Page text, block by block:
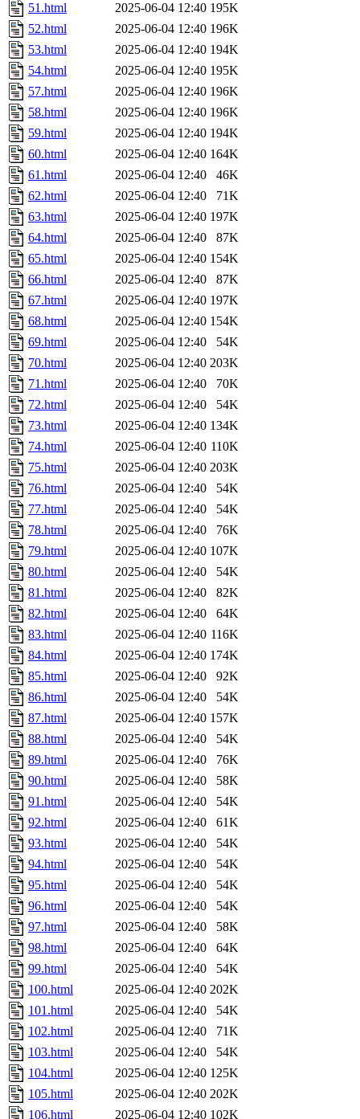
51.html
2025-06-04 12:40 195K
52.html
2025-06-04 12:40 196K
53.html
2025-06-04 12:40 194K
54.html
2025-06-04 12:40 195K
57.html
2025-06-04 12:40 196K
58.html
2025-06-04 12:40 196K
59.html
2025-06-04 12:40 194K
60.html
2025-06-04 12:40 164K
61.html
2025-06-04 12:40
46K
62.html
2025-06-04 12:40
71K
63.html
2025-06-04 12:40 197K
64.html
2025-06-04 12:40
87K
65.html
2025-06-04 12:40 154K
66.html
2025-06-04 12:40
87K
67.html
2025-06-04 12:40 197K
68.html
2025-06-04 12:40 154K
69.html
2025-06-04 12:40
54K
70.html
2025-06-04 12:40 203K
71.html
2025-06-04 12:40
70K
72.html
2025-06-04 12:40
54K
73.html
2025-06-04 12:40 134K
74.html
2025-06-04 12:40 110K
75.html
2025-06-04 12:40 203K
76.html
2025-06-04 12:40
54K
77.html
2025-06-04 12:40
54K
78.html
2025-06-04 12:40
76K
79.html
2025-06-04 12:40 107K
80.html
2025-06-04 12:40
54K
81.html
2025-06-04 12:40
82K
82.html
2025-06-04 12:40
64K
83.html
2025-06-04 12:40 116K
84.html
2025-06-04 12:40 174K
85.html
2025-06-04 12:40
92K
86.html
2025-06-04 12:40
54K
87.html
2025-06-04 12:40 157K
88.html
2025-06-04 12:40
54K
89.html
2025-06-04 12:40
76K
90.html
2025-06-04 12:40
58K
91.html
2025-06-04 12:40
54K
92.html
2025-06-04 12:40
61K
93.html
2025-06-04 12:40
54K
94.html
2025-06-04 12:40
54K
95.html
2025-06-04 12:40
54K
96.html
2025-06-04 12:40
54K
97.html
2025-06-04 12:40
58K
98.html
2025-06-04 12:40
64K
99.html
2025-06-04 12:40
54K
100.html
2025-06-04 12:40 202K
101.html
2025-06-04 12:40
54K
102.html
2025-06-04 12:40
71K
103.html
2025-06-04 12:40
54K
104.html
2025-06-04 12:40 125K
105.html
2025-06-04 12:40 202K
106.html
2025-06-04 12:40 102K